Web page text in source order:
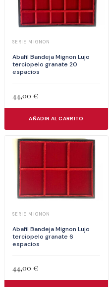
SERIE MIGNON
Abafil Bandeja Mignon Lujo
terciopelo granate 20
espacios
44,00 €
AÑADIR AL CARRITO
SERIE MIGNON
Abafil Bandeja Mignon Lujo
terciopelo granate 6
espacios
44,00 €